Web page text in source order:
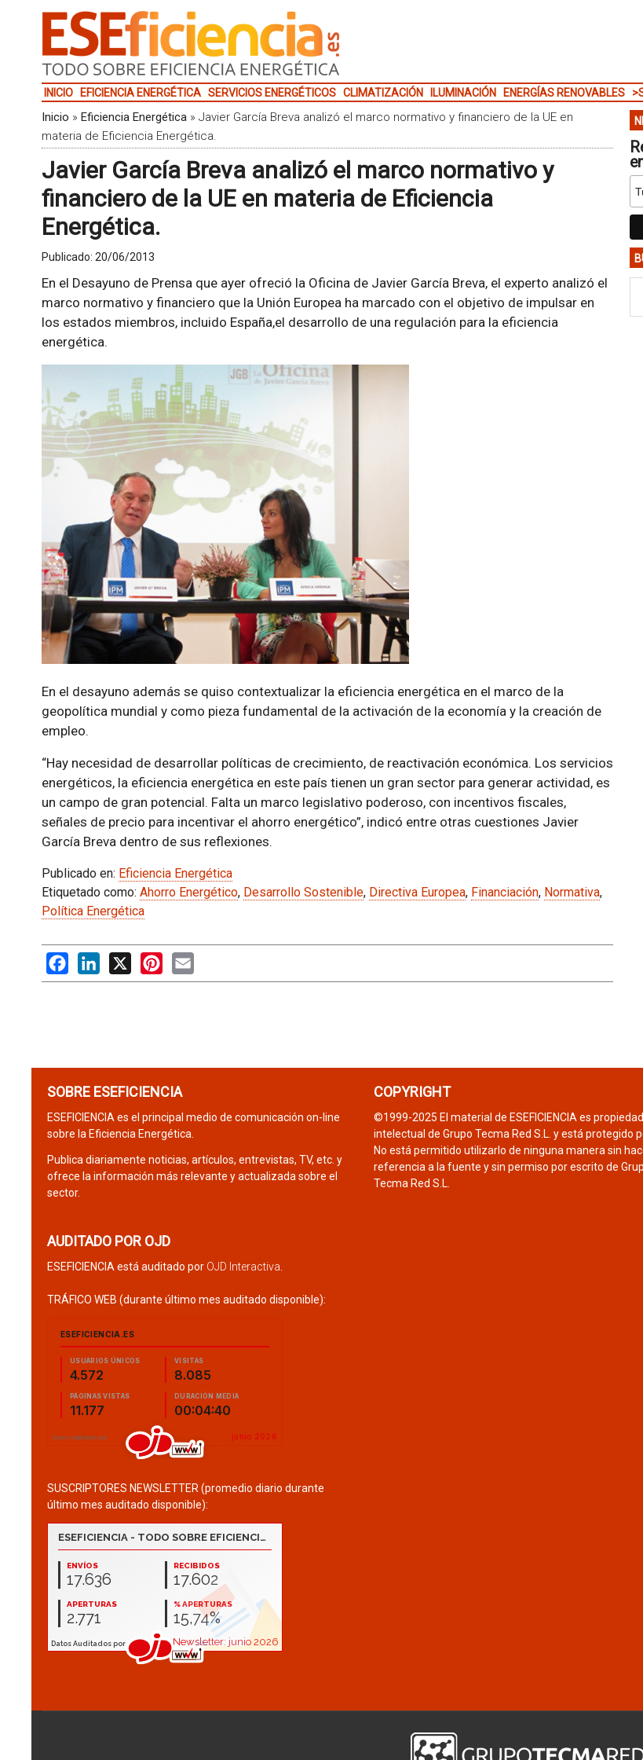
INICIO EFICIENCIA ENERGÉTICA SERVICIOS ENERGÉTICOS CLIMATIZACIÓN ILUMINACIÓN ENERGÍAS RENOVABLES
Inicio » Eficiencia Energética» Javier García Breva analizó el marco normativo y financiero de la UE en
materia de Eficiencia Energética.
Javier García Breva analizó el marco normativo y
financiero de la UE en materia de Eficiencia
Energética.
Publicado: 20/06/2013
En el Desayuno de Prensa que ayer ofreció la Oficina de Javier García Breva, el experto analizó el
marco normativo y financiero que la Unión Europea ha marcado con el objetivo de impulsar en
los estados miembros, incluido España,el desarrollo de una regulación para la eficiencia
energética.
En el desayuno además se quiso contextualizar la eficiencia energética en el marco de la
geopolítica mundial y como pieza fundamental de la activación de la economía y la creación de
empleo.
“Hay necesidad de desarrollar políticas de crecimiento, de reactivación económica. Los servicios
energéticos, la eficiencia energética en este país tienen un gran sector para generar actividad, es
un campo de gran potencial. Falta un marco legislativo poderoso, con incentivos fiscales,
señales de precio para incentivar el ahorro energético”, indicó entre otras cuestiones Javier
García Breva dentro de sus reflexiones.
Publicado en: Eficiencia Energética
Etiquetado como: Ahorro Energético, Desarrollo Sostenible, Directiva Europea, Financiación, Normativa,
Política Energética
FacebookLinkedIn
X PinterestEmail
SOBRE ESEFICIENCIA
ESEFICIENCIA es el principal medio de comunicación on-line
sobre la Eficiencia Energética.
Publica diariamente noticias, artículos, entrevistas, TV, etc. y
ofrece la información más relevante y actualizada sobre el
sector.
AUDITADO POR OJD
ESEFICIENCIA está auditado por OJD Interactiva
TRÁFICO WEB (durante último mes auditado disponible):
SUSCRIPTORES NEWSLETTER (promedio diario durante
último mes auditado disponible):
COPYRIGHT
©1999-2025 El material de ESEFICIENCIA es propiedad
intelectual de Grupo Tecma Red S.L. y está protegido
No está permitido utilizarlo de ninguna manera sin
referencia a la fuente y sin permiso por escrito de
Tecma Red S.L.